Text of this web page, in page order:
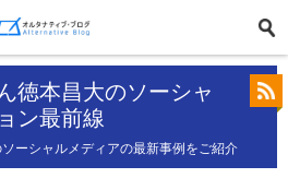
徳本昌大のソーシャ
ン最前線
ーシャルメディアの最新事例をご紹介